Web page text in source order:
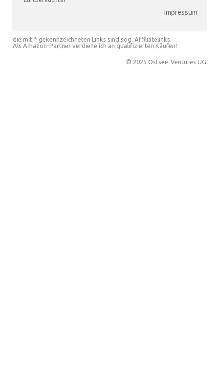
Impressum
die mit * gekennzeichneten Links sind sog. Affiliatelinks.
Als Amazon-Partner verdiene ich an qualifizierten Käufen!
© 2025 Ostsee-Ventures UG